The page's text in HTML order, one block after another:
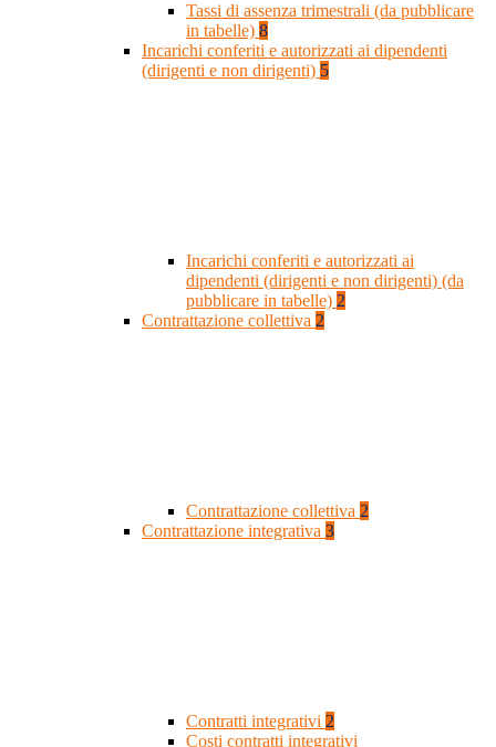
Tassi di assenza trimestrali (da pubblicare
in tabelle) 8
Incarichi conferiti e autorizzati ai dipendenti
(dirigenti e non dirigenti) 5
Incarichi conferiti e autorizzati ai
dipendenti (dirigenti e non dirigenti) (da
pubblicare in tabelle) 2
Contrattazione collettiva 2
Contrattazione collettiva 2
Contrattazione integrativa 3
Contratti integrativi 2
Costi contratti integrativi